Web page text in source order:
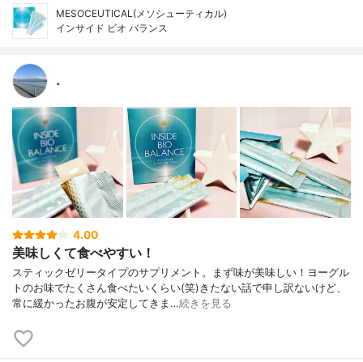
MESOCEUTICAL(メソシューティカル)
インサイド ビオ バランス
。
4.00
美味しくて食べやすい！
スティックゼリータイプのサプリメント。まず味が美味しい！ヨーグル
トのお味でたくさん食べたいくらい(笑)きたない話で申し訳ないけど、
常に緩かったお腹が安定してきま…続きを見る